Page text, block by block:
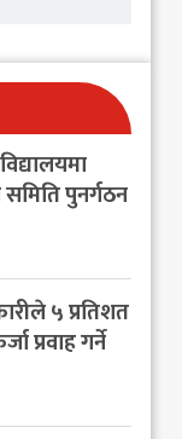
पुनर्गठन
५ प्रतिशत
प्रवाह गर्ने